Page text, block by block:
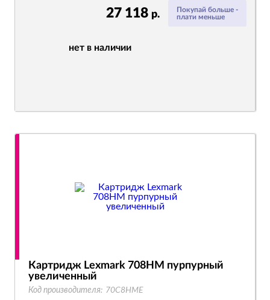
Покупай больше -
плати меньше
27 118 р.
нет в наличии
Картридж Lexmark 708HM пурпурный
увеличенный
Код производителя: 70C8HME